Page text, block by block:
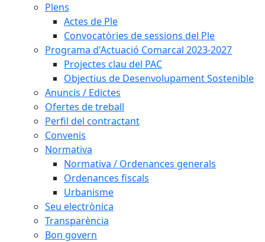
Plens
Actes de Ple
Convocatòries de sessions del Ple
Programa d'Actuació Comarcal 2023-2027
Projectes clau del PAC
Objectius de Desenvolupament Sostenible
Anuncis / Edictes
Ofertes de treball
Perfil del contractant
Convenis
Normativa
Normativa / Ordenances generals
Ordenances fiscals
Urbanisme
Seu electrònica
Transparència
Bon govern